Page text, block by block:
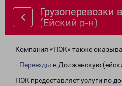
Грузоперевозки
(Ейский р-н)
Компания «ПЭК» также
- Переезды в Должанскую
ПЭК предоставляет услуги по